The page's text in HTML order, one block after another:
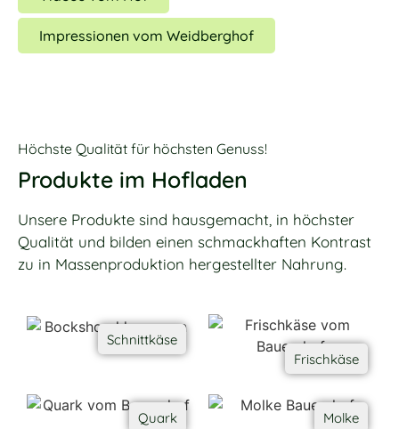
Impressionen vom Weidberghof
Höchste Qualität für höchsten Genuss!
Produkte im Hofladen
Unsere Produkte sind hausgemacht, in höchster
Qualität und bilden einen schmackhaften Kontrast
zu in Massenproduktion hergestellter Nahrung.
Schnittkäse
Frischkäse
Quark Molke